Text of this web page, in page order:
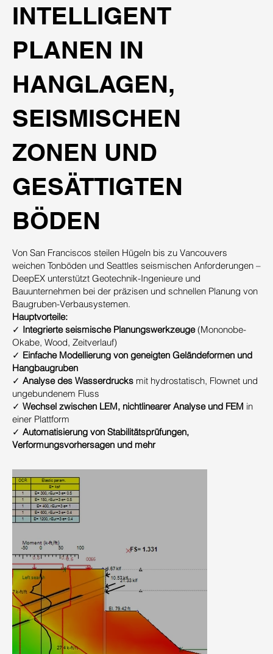
INTELLIGENT
PLANEN IN
HANGLAGEN,
SEISMISCHEN
ZONEN UND
GESÄTTIGTEN
BÖDEN
Von San Franciscos steilen Hügeln bis zu Vancouvers
weichen Tonböden und Seattles seismischen Anforderungen –
DeepEX unterstützt Geotechnik-Ingenieure und
Bauunternehmen bei der präzisen und schnellen Planung von
Baugruben-Verbausystemen.
Hauptvorteile:
✓ Integrierte seismische Planungswerkzeuge(Mononobe-
Okabe, Wood, Zeitverlauf)
✓ Einfache Modellierung von geneigten Geländeformen und
Hangbaugruben
✓ Analyse des Wasserdrucks mit hydrostatisch, Flownet und
ungebundenem Fluss
✓ Wechsel zwischen LEM, nichtlinearer Analyse und FEM in
einer Plattform
✓ Automatisierung von Stabilitätsprüfungen,
Verformungsvorhersagen und mehr